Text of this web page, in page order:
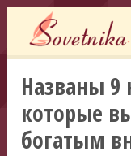
Названы 9
которые
богатым